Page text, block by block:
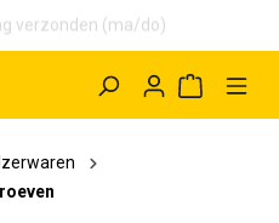
verzonden (ma/do)